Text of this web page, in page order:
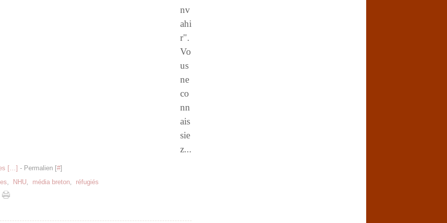
nv
ahi
r".
Vo
us
ne
co
nn
ais
sie
z...
[…] - Permalien [#]
, NHU, média breton, réfugiés